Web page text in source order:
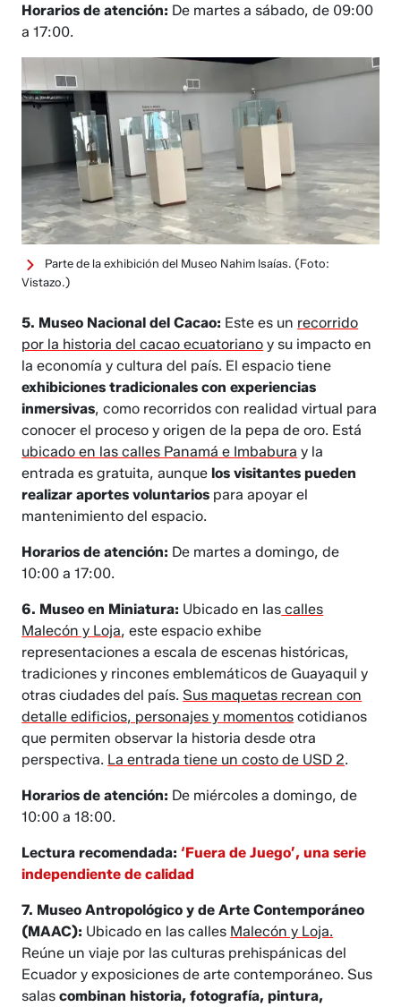
Horarios de atención: De martes a sábado, de 09:00
a 17:00.
Parte de la exhibición del Museo Nahim Isaías. (Foto:
Vistazo.)
5. Museo Nacional del Cacao: Este es un recorrido
por la historia del cacao ecuatoriano y su impacto en
la economía y cultura del país. El espacio tiene
exhibiciones tradicionales con experiencias
inmersivas, como recorridos con realidad virtual para
conocer el proceso y origen de la pepa de oro. Está
ubicado en las calles Panamá e Imbabura y la
entrada es gratuita, aunquelos visitantes pueden
realizar aportes voluntarios para apoyar el
mantenimiento del espacio.
Horarios de atención: De martes a domingo, de
10:00 a 17:00.
6. Museo en Miniatura: Ubicado en las calles
Malecón y Loja, este espacio exhibe
representaciones a escala de escenas históricas,
tradiciones y rincones emblemáticos de Guayaquil y
otras ciudades del país. Sus maquetas recrean con
detalle edificios, personajes y momentos cotidianos
que permiten observar la historia desde otra
perspectiva. La entrada tiene un costo de USD 2.
Horarios de atención: De miércoles a domingo, de
10:00 a 18:00.
Lectura recomendada: ‘Fuera de Juego’, una serie
independiente de calidad
7. Museo Antropológico y de Arte Contemporáneo
(MAAC): Ubicado en las calles Malecón y Loja.
Reúne un viaje por las culturas prehispánicas del
Ecuador y exposiciones de arte contemporáneo. Sus
salascombinan historia, fotografía, pintura,